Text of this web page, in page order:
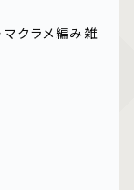
マクラメ編み雑